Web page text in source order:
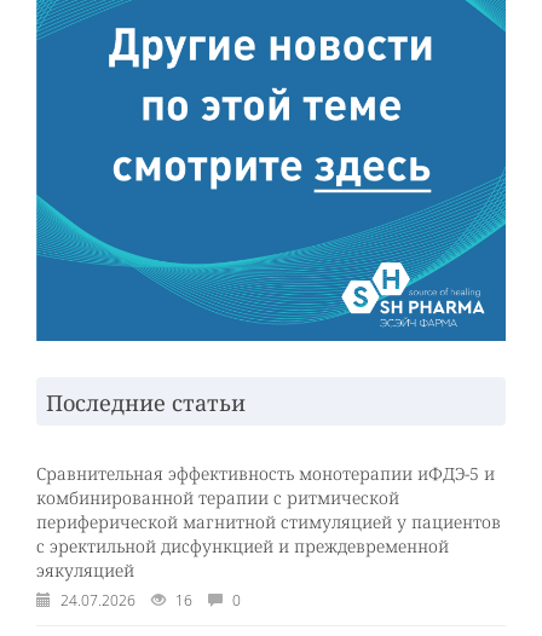
Последние статьи
Сравнительная эффективность монотерапии иФДЭ-5 и
комбинированной терапии с ритмической
периферической магнитной стимуляцией у пациентов
с эректильной дисфункцией и преждевременной
эякуляцией
24.07.2026 16 0